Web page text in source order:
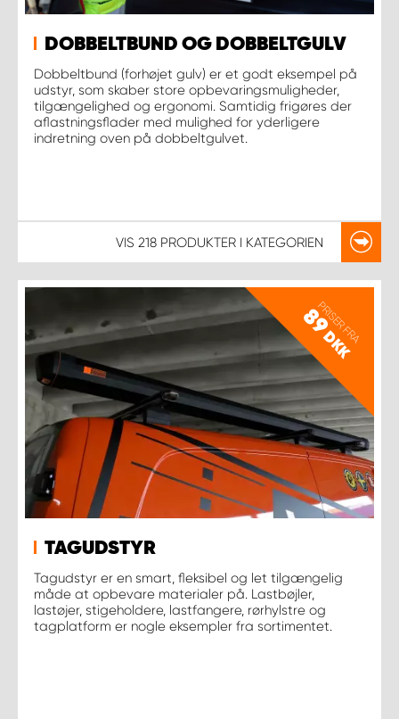
DOBBELTBUND OG DOBBELTGULV
Dobbeltbund (forhøjet gulv) er et godt eksempel på
udstyr, som skaber store opbevaringsmuligheder,
tilgængelighed og ergonomi. Samtidig frigøres der
aflastningsflader med mulighed for yderligere
indretning oven på dobbeltgulvet.
VIS 218 PRODUKTER I KATEGORIEN
PRISER FRA
89
DKK
TAGUDSTYR
Tagudstyr er en smart, fleksibel og let tilgængelig
måde at opbevare materialer på. Lastbøjler,
lastøjer, stigeholdere, lastfangere, rørhylstre og
tagplatform er nogle eksempler fra sortimentet.